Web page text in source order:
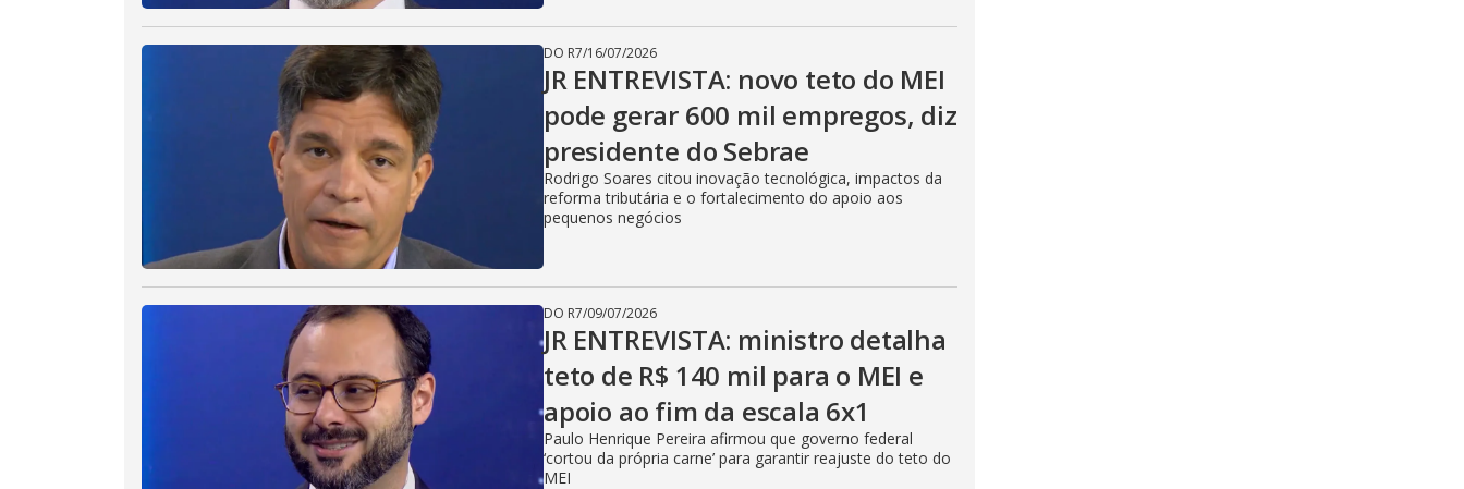
DO R7/16/07/2026
JR ENTREVISTA: novo teto do MEI
pode gerar 600 mil empregos, diz
presidente do Sebrae
Rodrigo Soares citou inovação tecnológica, impactos da
reforma tributária e o fortalecimento do apoio aos
pequenos negócios
DO R7/09/07/2026
JR ENTREVISTA: ministro detalha
teto de R$ 140 mil para o MEI e
apoio ao fim da escala 6x1
Paulo Henrique Pereira afirmou que governo federal
‘cortou da própria carne’ para garantir reajuste do teto do
MEI